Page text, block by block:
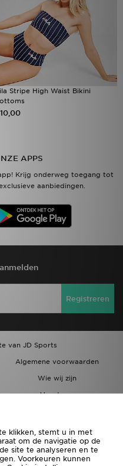
Stripe High Waist Bikini
APPS
Krijg onderweg toegang tot
aanbiedingen.
Registreren
van JD Sports
Algemene voorwaarden
Wie wij zijn
Vacatures
klikken, stemt u in met
om de navigatie op de
site te analyseren en te
Voorkeuren kunnen